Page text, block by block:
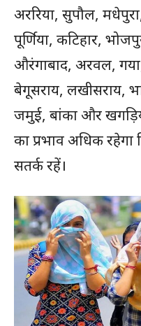
अररिया, सुपौल,
पूर्णिया, कटिहार,
औरंगाबाद, अरवल,
बेगूसराय, लखीसराय,
जमुई, बांका और
का प्रभाव अधिक
सतर्क रहें।